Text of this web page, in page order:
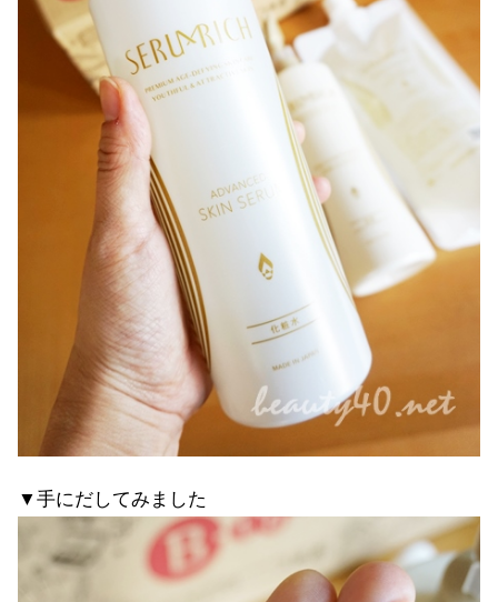
▼手にだしてみました